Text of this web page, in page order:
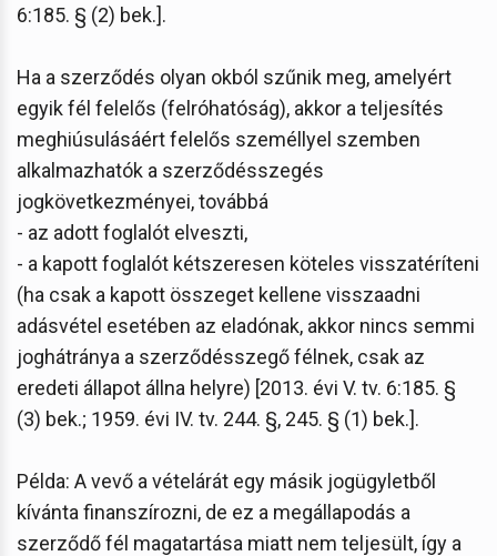
6:185. § (2) bek.].
Ha a szerződés olyan okból szűnik meg, amelyért
egyik fél felelős (felróhatóság), akkor a teljesítés
meghiúsulásáért felelős személlyel szemben
alkalmazhatók a szerződésszegés
jogkövetkezményei, továbbá
- az adott foglalót elveszti,
- a kapott foglalót kétszeresen köteles visszatéríteni
(ha csak a kapott összeget kellene visszaadni
adásvétel esetében az eladónak, akkor nincs semmi
joghátránya a szerződésszegő félnek, csak az
eredeti állapot állna helyre) [2013. évi V. tv. 6:185. §
(3) bek.; 1959. évi IV. tv. 244. §, 245. § (1) bek.].
Példa: A vevő a vételárát egy másik jogügyletből
kívánta finanszírozni, de ez a megállapodás a
szerződő fél magatartása miatt nem teljesült, így a